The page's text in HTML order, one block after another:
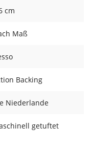
cm
Maß
Backing
Niederlande
getuftet